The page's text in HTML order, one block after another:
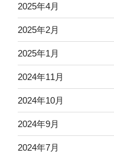
2025年4月
2025年2月
2025年1月
2024年11月
2024年10月
2024年9月
2024年7月